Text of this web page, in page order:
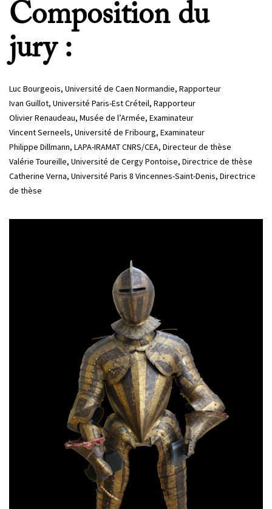
Composition du
jury :
Luc Bourgeois, Université de Caen Normandie, Rapporteur
Ivan Guillot, Université Paris-Est Créteil, Rapporteur
Olivier Renaudeau, Musée de l’Armée, Examinateur
Vincent Serneels, Université de Fribourg, Examinateur
Philippe Dillmann, LAPA-IRAMAT CNRS/CEA, Directeur de thèse
Valérie Toureille, Université de Cergy Pontoise, Directrice de thèse
Catherine Verna, Université Paris 8 Vincennes-Saint-Denis, Directrice
de thèse